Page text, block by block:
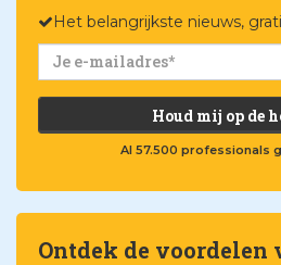
Het belangrijkste nieuws,
Houd mij op de
Al 57.500 professionals
Ontdek de voordelen